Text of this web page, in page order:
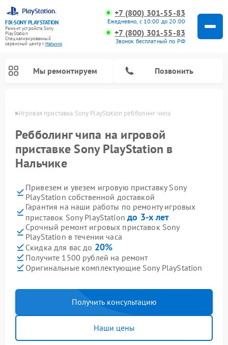
FIX-SONY PLAYSTATION
Ремонт устройств Sony
PlayStation
Специализированный
cервисный центр г.Нальчик
+7 (800) 301-55-83
Ежедневно, с 10:00 до 20:00
+7 (800) 301-55-83
Звонок бесплатный по РФ
Мы ремонтируем Позвонить
Игровая приставка Sony PlayStation ребболинг чипа
Ребболинг чипа на игровой
приставке Sony PlayStation в
Нальчике
Привезем и увезем игровую приставку Sony
PlayStation собственной доставкой
Гарантия на наши работы по ремонту игровых
приставок Sony PlayStationдо 3-х лет
Срочный ремонт игровых приставок Sony
PlayStation в течении часа
Скидка для вас до 20%
Получите 1500 рублей на ремонт
Оригинальные комплектующие Sony PlayStation
Получить консультацию
Наши цены